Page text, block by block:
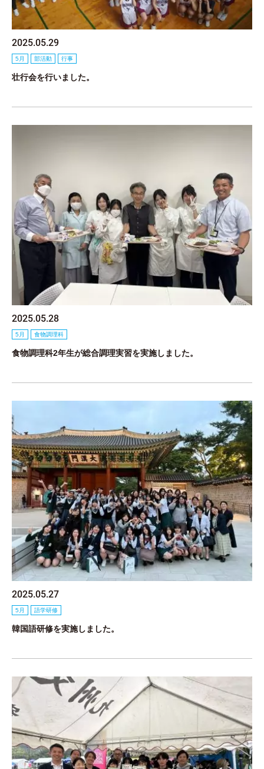
2025.05.29
5月 部活動 行事
壮行会を行いました。
2025.05.28
5月 食物調理科
食物調理科2年生が総合調理実習を実施しました。
2025.05.27
5月 語学研修
韓国語研修を実施しました。